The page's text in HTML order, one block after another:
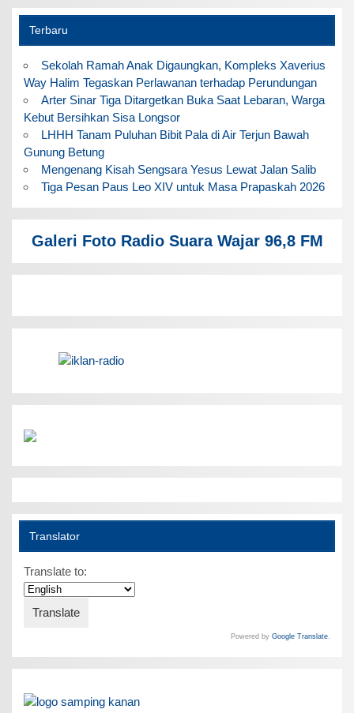
Terbaru
Sekolah Ramah Anak Digaungkan, Kompleks Xaverius
Way Halim Tegaskan Perlawanan terhadap Perundungan
Arter Sinar Tiga Ditargetkan Buka Saat Lebaran, Warga
Kebut Bersihkan Sisa Longsor
LHHH Tanam Puluhan Bibit Pala di Air Terjun Bawah
Gunung Betung
Mengenang Kisah Sengsara Yesus Lewat Jalan Salib
Tiga Pesan Paus Leo XIV untuk Masa Prapaskah 2026
Galeri Foto Radio Suara Wajar 96,8 FM
Translator
Translate to:
Powered by Google Translate.